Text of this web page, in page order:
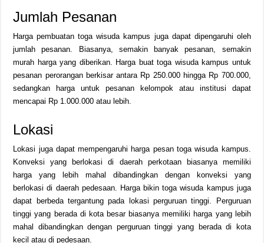
Jumlah Pesanan
Harga pembuatan toga wisuda kampus juga dapat dipengaruhi oleh
jumlah pesanan. Biasanya, semakin banyak pesanan, semakin
murah harga yang diberikan. Harga buat toga wisuda kampus untuk
pesanan perorangan berkisar antara Rp 250.000 hingga Rp 700.000,
sedangkan harga untuk pesanan kelompok atau institusi dapat
mencapai Rp 1.000.000 atau lebih.
Lokasi
Lokasi juga dapat mempengaruhi harga pesan toga wisuda kampus.
Konveksi yang berlokasi di daerah perkotaan biasanya memiliki
harga yang lebih mahal dibandingkan dengan konveksi yang
berlokasi di daerah pedesaan. Harga bikin toga wisuda kampus juga
dapat berbeda tergantung pada lokasi perguruan tinggi. Perguruan
tinggi yang berada di kota besar biasanya memiliki harga yang lebih
mahal dibandingkan dengan perguruan tinggi yang berada di kota
kecil atau di pedesaan.